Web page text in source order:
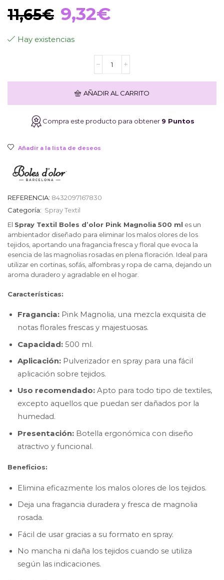
11,65€ El
precio
original
era:
11,65€.
9,32€
actual
es:
9,32€.
Hay existencias
´OLOR
Pink
500ml
AÑADIR AL CARRITO
Compra este producto para obtener 9 Puntos
Añadir a la lista de deseos
REFERENCIA: 8432097167830
Categoría: Spray Textil
El Spray Textil Boles d’olor Pink Magnolia 500 ml es un
ambientador diseñado para eliminar los malos olores de los
tejidos, aportando una fragancia fresca y floral que evoca la
esencia de las magnolias rosadas en plena floración. Ideal para
utilizar en cortinas, sofás, alfombras y ropa de cama, dejando un
aroma duradero y agradable en el hogar.
Características:
Fragancia: Pink Magnolia, una mezcla exquisita de
notas florales frescas y majestuosas.
Capacidad: 500 ml.
Aplicación: Pulverizador en spray para una fácil
aplicación sobre tejidos.
Uso recomendado: Apto para todo tipo de textiles,
excepto aquellos que puedan ser dañados por la
humedad.
Presentación: Botella ergonómica con diseño
atractivo y funcional.
Beneficios:
Elimina eficazmente los malos olores de los tejidos.
Deja una fragancia duradera y fresca de magnolia
rosada.
Fácil de usar gracias a su formato en spray.
No mancha ni daña los tejidos cuando se utiliza
según las indicaciones.